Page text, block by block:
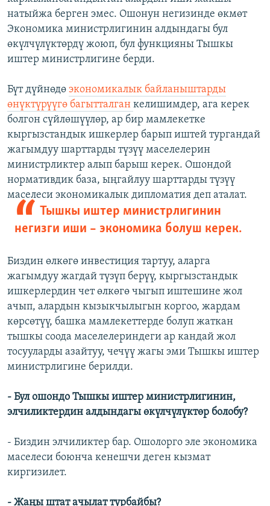
натыйжа берген эмес. Ошонун негизинде өкмөт
Экономика министрлигинин алдындагы бул
өкүлчүлүктөрдү жоюп, бул функцияны Тышкы
иштер министрлигине берди.
Бүт дүйнөдө экономикалык байланыштарды
өнүктүрүүгө багытталган келишимдер, ага керек
болгон сүйлөшүүлөр, ар бир мамлекетке
кыргызстандык ишкерлер барып иштей тургандай
жагымдуу шарттарды түзүү маселелерин
министрликтер алып барыш керек. Ошондой
нормативдик база, ыңгайлуу шарттарды түзүү
маселеси экономикалык дипломатия деп аталат.
Тышкы иштер министрлигинин
негизги иши – экономика болуш керек.
Биздин өлкөгө инвестиция тартуу, аларга
жагымдуу жагдай түзүп берүү, кыргызстандык
ишкерлердин чет өлкөгө чыгып иштешине жол
ачып, алардын кызыкчылыгын коргоо, жардам
көрсөтүү, башка мамлекеттерде болуп жаткан
тышкы соода маселелериндеги ар кандай жол
тосууларды азайтуу, чечүү жагы эми Тышкы иштер
министрлигине берилди.
- Бул ошондо Тышкы иштер министрлигинин,
элчиликтердин алдындагы өкүлчүлүктөр болобу?
- Биздин элчиликтер бар. Ошолорго эле экономика
маселеси боюнча кенешчи деген кызмат
киргизилет.
- Жаңы штат ачылат турбайбы?